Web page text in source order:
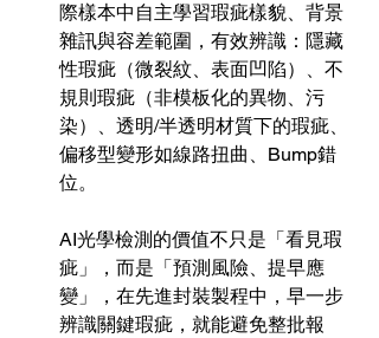
際樣本中自主學習瑕疵樣貌、背景
雜訊與容差範圍，有效辨識：隱藏
性瑕疵（微裂紋、表面凹陷）、不
規則瑕疵（非模板化的異物、污
染）、透明/半透明材質下的瑕疵、
偏移型變形如線路扭曲、Bump錯
位。
AI光學檢測的價值不只是「看見瑕
疵」，而是「預測風險、提早應
變」，在先進封裝製程中，早一步
辨識關鍵瑕疵，就能避免整批報